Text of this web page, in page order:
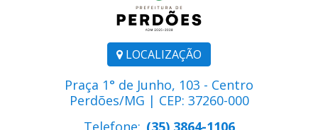
LOCALIZAÇÃO
Praça 1° de Junho, 103 - Centro
Perdões/MG | CEP: 37260-000
Telefone: (35) 3864-1106